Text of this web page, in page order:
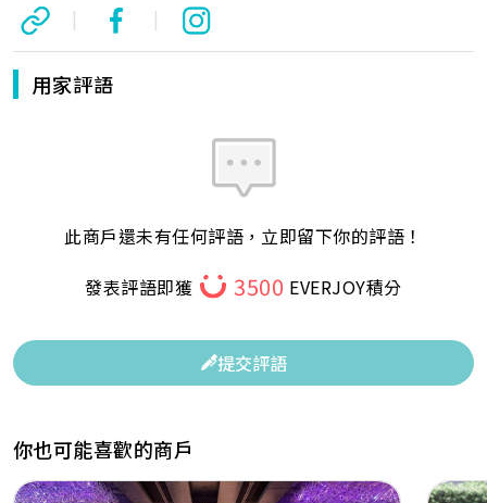
| |
用家評語
此商戶還未有任何評語，立即留下你的評語！
發表評語即獲
3500 EVERJOY積分
提交評語
你也可能喜歡的商戶